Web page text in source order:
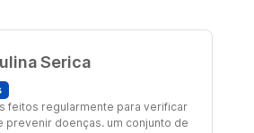
Serica
feitos regularmente para verificar
prevenir doenças. um conjunto de